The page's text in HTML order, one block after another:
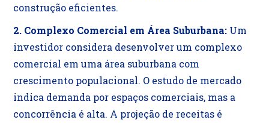
construção eficientes.
2. Complexo Comercial em Área Suburbana: Um
investidor considera desenvolver um complexo
comercial em uma área suburbana com
crescimento populacional. O estudo de mercado
indica demanda por espaços comerciais, mas a
concorrência é alta. A projeção de receitas é